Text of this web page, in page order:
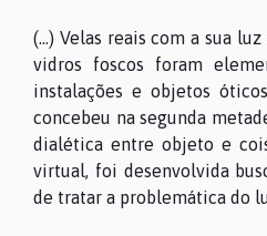
(...) Velas reais com a sua
vidros foscos foram
instalações e objetos
concebeu na segunda
dialética entre objeto e
virtual, foi desenvolvida
de tratar a problemática do